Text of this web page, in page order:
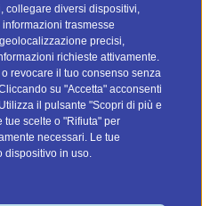
collegare diversi dispositivi,
trasmesse
precisi,
richieste attivamente.
revocare il tuo consenso senza
su "Accetta" acconsenti
il pulsante "Scopri di più e
scelte o "Rifiuta" per
necessari. Le tue
dispositivo in uso.
(Spagna)
Digital Srl
12 - 37053 - Cerea (VR)
95 - 28006 - Madrid